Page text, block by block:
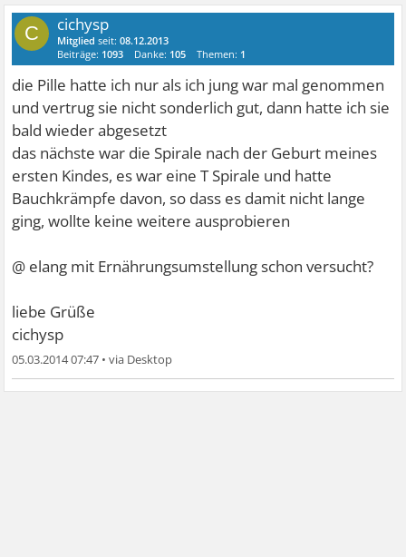
C cichysp
Mitglied seit:08.12.2013
Beiträge: 1093 Danke: 105 Themen: 1
die Pille hatte ich nur als ich jung war mal genommen
und vertrug sie nicht sonderlich gut, dann hatte ich sie
bald wieder abgesetzt
das nächste war die Spirale nach der Geburt meines
ersten Kindes, es war eine T Spirale und hatte
Bauchkrämpfe davon, so dass es damit nicht lange
ging, wollte keine weitere ausprobieren
@ elang mit Ernährungsumstellung schon versucht?
liebe Grüße
cichysp
05.03.2014 07:47 •